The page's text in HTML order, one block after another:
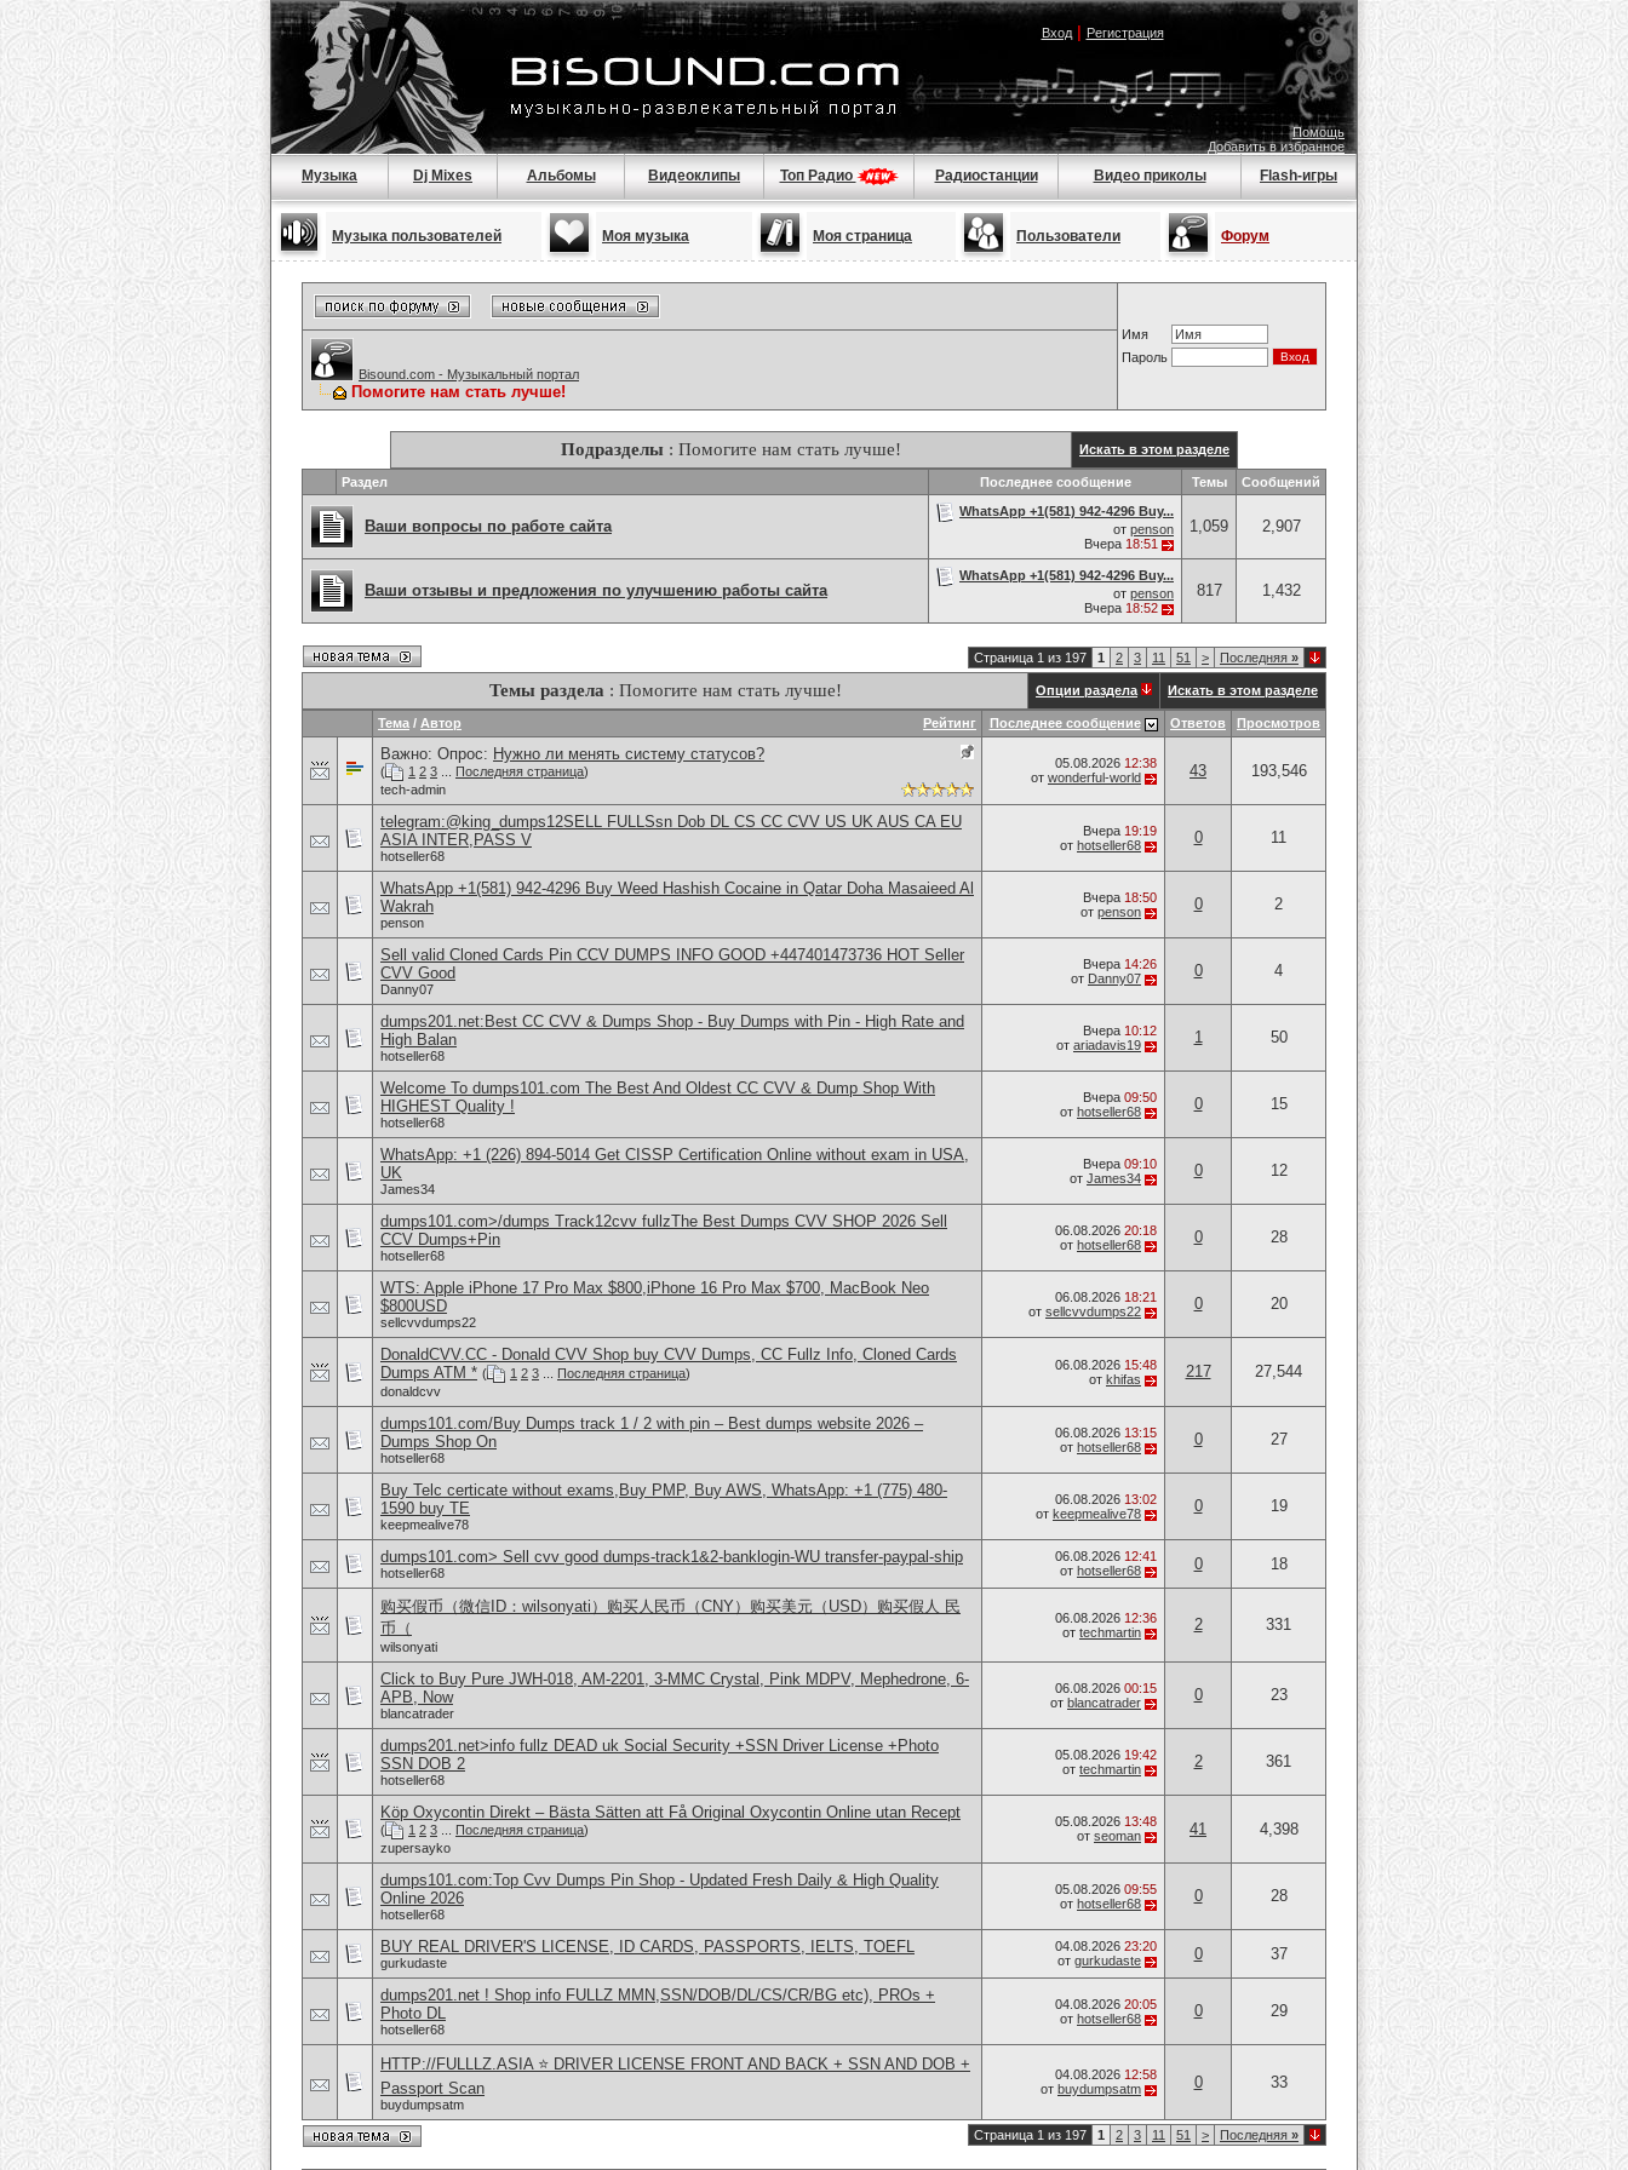
Вход| Регистрация
Помощь
Добавить в избранное
Музыка Dj Mixes Альбомы Видеоклипы Топ Радио Радиостанции Видео приколы Flash-игры
Музыка пользователей Моя музыка Моя страница Пользователи Форум
Имя
Пароль
Bisound.com - Музыкальный портал
Помогите нам стать лучше!
Подразделы : Помогите нам стать лучше! Искать в этом разделе
Раздел Последнее сообщение Темы Сообщений
Ваши вопросы по работе сайта
WhatsApp +1(581) 942-4296 Buy...
от penson
Вчера 18:51
1,059 2,907
Ваши отзывы и предложения по улучшению работы сайта
WhatsApp +1(581) 942-4296 Buy...
от penson
Вчера 18:52
817 1,432
Страница 1 из 197 1 2 3 11 51 > Последняя »
Темы раздела : Помогите нам стать лучше! Опции раздела Искать в этом разделе
Рейтинг
Тема / Автор Последнее сообщение Ответов Просмотров
Важно: Опрос: Нужно ли менять систему статусов?
( 1 2 3 Последняя страница)
tech-admin
05.08.2026 12:38
от wonderful-world 43 193,546
telegram:@king_dumps12SELL FULLSsn Dob DL CS CC CVV US UK AUS CA EU
ASIA INTER,PASS V
hotseller68
Вчера 19:19
от hotseller68 0 11
WhatsApp +1(581) 942-4296 Buy Weed Hashish Cocaine in Qatar Doha Masaieed Al
Wakrah
penson
Вчера 18:50
от penson 0 2
Sell valid Cloned Cards Pin CCV DUMPS INFO GOOD +447401473736 HOT Seller
CVV Good
Danny07
Вчера 14:26
от Danny07 0 4
dumps201.net:Best CC CVV & Dumps Shop - Buy Dumps with Pin - High Rate and
High Balan
hotseller68
Вчера 10:12
от ariadavis19 1 50
Welcome To dumps101.com The Best And Oldest CC CVV & Dump Shop With
HIGHEST Quality !
hotseller68
Вчера 09:50
от hotseller68 0 15
WhatsApp: +1 (226) 894-5014​ Get CISSP Certification Online without exam in USA,
UK
James34
Вчера 09:10
от James34 0 12
dumps101.com>/dumps Track12cvv fullzThe Best Dumps CVV SHOP 2026 Sell
CCV Dumps+Pin
hotseller68
06.08.2026 20:18
от hotseller68 0 28
WTS: Apple iPhone 17 Pro Max $800,iPhone 16 Pro Max $700, MacBook Neo
$800USD
sellcvvdumps22
06.08.2026 18:21
от sellcvvdumps22 0 20
DonaldCVV.CC - Donald CVV Shop buy CVV Dumps, CC Fullz Info, Cloned Cards
Dumps ATM * ( 1 2 3 Последняя страница)
donaldcvv
06.08.2026 15:48
от khifas 217 27,544
dumps101.com/Buy Dumps track 1 / 2 with pin – Best dumps website 2026 –
Dumps Shop On
hotseller68
06.08.2026 13:15
от hotseller68 0 27
Buy Telc certicate without exams,Buy PMP, Buy AWS, WhatsApp: +1 (775) 480-
1590 buy TE
keepmealive78
06.08.2026 13:02
от keepmealive78 0 19
dumps101.com> Sell cvv good dumps-track1&2-banklogin-WU transfer-paypal-ship
hotseller68
06.08.2026 12:41
от hotseller68 0 18
购买假币（微信ID：wilsonyati）购买人民币（CNY）购买美元（USD）购买假人 民
币（
wilsonyati
06.08.2026 12:36
от techmartin 2 331
Click to Buy Pure JWH-018, AM-2201, 3-MMC Crystal, Pink MDPV, Mephedrone, 6-
APB, Now
blancatrader
06.08.2026 00:15
от blancatrader 0 23
dumps201.net>info fullz DEAD uk Social Security +SSN Driver License +Photo
SSN DOB 2
hotseller68
05.08.2026 19:42
от techmartin 2 361
Köp Oxycontin Direkt – Bästa Sätten att Få Original Oxycontin Online utan Recept
( 1 2 3 Последняя страница)
zupersayko
05.08.2026 13:48
от seoman 41 4,398
dumps101.com:Top Cvv Dumps Pin Shop - Updated Fresh Daily & High Quality
Online 2026
hotseller68
05.08.2026 09:55
от hotseller68 0 28
BUY REAL DRIVER'S LICENSE, ID CARDS, PASSPORTS, IELTS, TOEFL
gurkudaste
04.08.2026 23:20
от gurkudaste 0 37
dumps201.net ! Shop info FULLZ MMN,SSN/DOB/DL/CS/CR/BG etc), PROs +
Photo DL
hotseller68
04.08.2026 20:05
от hotseller68 0 29
HTTP://FULLLZ.ASIA ⭐️ DRIVER LICENSE FRONT AND BACK + SSN AND DOB +
Passport Scan
buydumpsatm
04.08.2026 12:58
от buydumpsatm 0 33
Страница 1 из 197 1 2 3 11 51 > Последняя »